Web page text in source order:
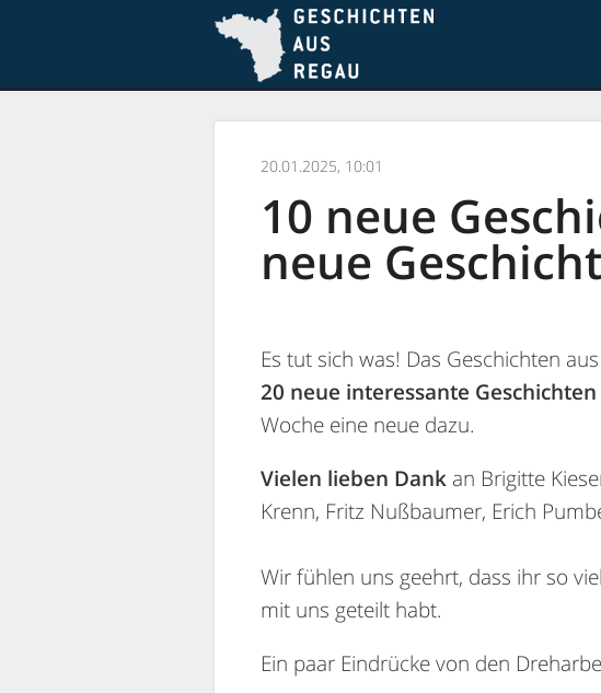
content
menu
20.01.2025, 10:01
10 neue
neue
Es tut sich was! Das Geschichten
20 neue interessante Geschichten
Woche eine neue dazu.
Vielen lieben Dank an Brigitte
Krenn, Fritz Nußbaumer, Erich
Wir fühlen uns geehrt, dass ihr so
mit uns geteilt habt.
Ein paar Eindrücke von den